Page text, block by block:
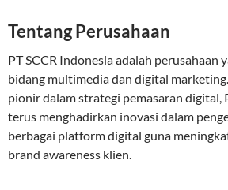
Tentang Perusahaan
PT SCCR Indonesia adalah perusahaan
bidang multimedia dan digital
pionir dalam strategi pemasaran digital,
terus menghadirkan inovasi dalam
berbagai platform digital guna
brand awareness klien.